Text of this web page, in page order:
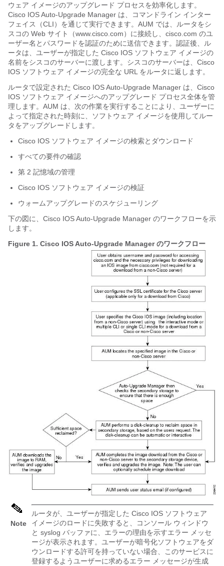
ウェア イメージのアップグレード プロセスを効率化します。
Cisco IOS Auto-Upgrade Manager は、コマンドライン インター
フェイス（CLI）を通じて実行できます。AUM では、ルータをシ
スコの Web サイト（www.cisco.com）に接続し、cisco.com のユ
ーザー名とパスワードを認証のために送信できます。認証後、ル
ータは、ユーザーが指定した Cisco IOS ソフトウェア イメージの
名前をシスコのサーバーに渡します。シスコのサーバーは、Cisco
IOS ソフトウェア イメージの完全な URL をルータに返します。
ルータで設定された Cisco IOS Auto-Upgrade Manager は、Cisco
IOS ソフトウェア イメージへのアップグレード プロセス全体を管
理します。AUM は、次の作業を実行することにより、ユーザーに
よって指定された時刻に、ソフトウェア イメージを使用してルー
タをアップグレードします。
Cisco IOS ソフトウェア イメージの検索とダウンロード
すべての要件の確認
第 2 記憶域の管理
Cisco IOS ソフトウェア イメージの検証
ウォームアップグレードのスケジューリング
下の図に、Cisco IOS Auto-Upgrade Manager のワークフローを示
します。
Figure 1. Cisco IOS Auto-Upgrade Manager のワークフロー
Note
ルータが、ユーザーが指定した Cisco IOS ソフトウェア
イメージのロードに失敗すると、コンソール ウィンドウ
と syslog バッファに、エラーの理由を示すエラー メッセ
ージが表示されます。ユーザーが暗号化ソフトウェアをダ
ウンロードする許可を持っていない場合、このサービスに
登録するようユーザーに求めるエラー メッセージが生成